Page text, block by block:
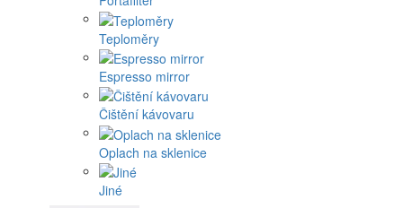
Teploměry
Espresso mirror
Čištění kávovaru
Oplach na sklenice
Jiné